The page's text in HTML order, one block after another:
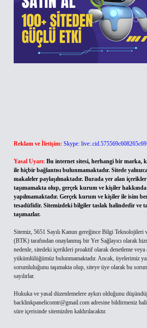
Reklam ve İletişim: Skype: live:.cid.575569c608265c69
Yasal Uyarı: Bu internet sitesi, herhangi bir marka,
ile hiçbir bağlantısı bulunmamaktadır. Sitede
makaleler paylaşılmaktadır. Burada yer alan
taşımamakta olup, gerçek kurum ve kişiler hakkında
yapılmamaktadır. Gerçek kurum ve kişiler ile isim
tesadüfidir. Sitemizdeki bilgiler taslak halindedir ve
taşımazlar.
Sitemiz, 5651 Sayılı Kanun gereğince Bilgi
(BTK) tarafından onaylanmış bir Yer Sağlayıcı olarak
nedenle, sitedeki içerikleri proaktif olarak denetleme veya
yükümlülüğümüz bulunmamaktadır. Ancak, üyelerimiz
sorumluluğunu taşımakta olup, siteye üye olarak bu
sayılırlar.
Hukuka ve yasal düzenlemelere aykırı olduğunu
backlinkpanelicomtr@gmail.com adresine bildirmeniz
süre içerisinde sitemizden kaldırılacaktır.